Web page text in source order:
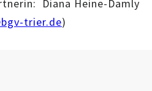
Diana Heine-Damly
trier.de)